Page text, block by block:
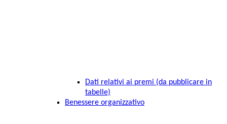
Dati relativi ai premi (da pubblicare in
tabelle)
Benessere organizzativo